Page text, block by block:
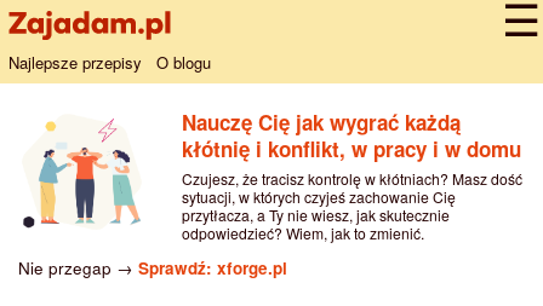
Najlepsze przepisy O blogu
Nauczę Cię jak wygrać każdą
kłótnię i konflikt, w pracy i w domu
Czujesz, że tracisz kontrolę w kłótniach? Masz dość
sytuacji, w których czyjeś zachowanie Cię
przytłacza, a Ty nie wiesz, jak skutecznie
odpowiedzieć? Wiem, jak to zmienić.
Nie przegap → Sprawdź: xforge.pl